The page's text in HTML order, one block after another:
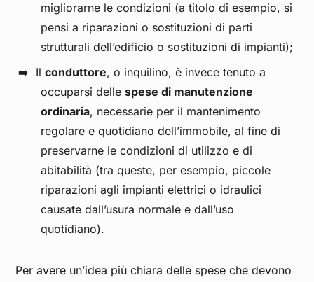
migliorarne le condizioni (a titolo di esempio, si
pensi a riparazioni o sostituzioni di parti
strutturali dell’edificio o sostituzioni di impianti);
Il conduttore, o inquilino, è invece tenuto a
occuparsi dellespese di manutenzione
ordinaria, necessarie per il mantenimento
regolare e quotidiano dell’immobile, al fine di
preservarne le condizioni di utilizzo e di
abitabilità (tra queste, per esempio, piccole
riparazioni agli impianti elettrici o idraulici
causate dall’usura normale e dall’uso
quotidiano).
Per avere un’idea più chiara delle spese che devono